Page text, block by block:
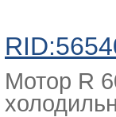
Мотор R